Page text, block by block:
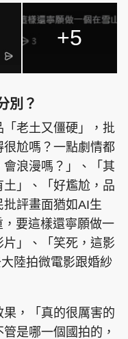
+5
別？
老土又僵硬」，批
尬嗎？一點劇情都
浪漫嗎？」、「其
」、「好尷尬，品
評畫面猶如AI生
要這樣還寧願做一
」、「笑死，這影
陸拍微電影跟婚紗
，「真的很厲害的
是哪一個國拍的，